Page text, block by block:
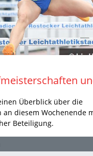
Überblick über die
an diesem Wochenende
Beteiligung.